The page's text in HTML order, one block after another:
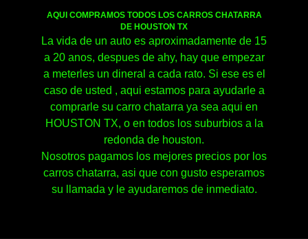
AQUI COMPRAMOS TODOS LOS CARROS CHATARRA
DE HOUSTON TX
La vida de un auto es aproximadamente de 15
a 20 anos, despues de ahy, hay que empezar
a meterles un dineral a cada rato. Si ese es el
caso de usted , aqui estamos para ayudarle a
comprarle su carro chatarra ya sea aqui en
HOUSTON TX, o en todos los suburbios a la
redonda de houston.
Nosotros pagamos los mejores precios por los
carros chatarra, asi que con gusto esperamos
su llamada y le ayudaremos de inmediato.